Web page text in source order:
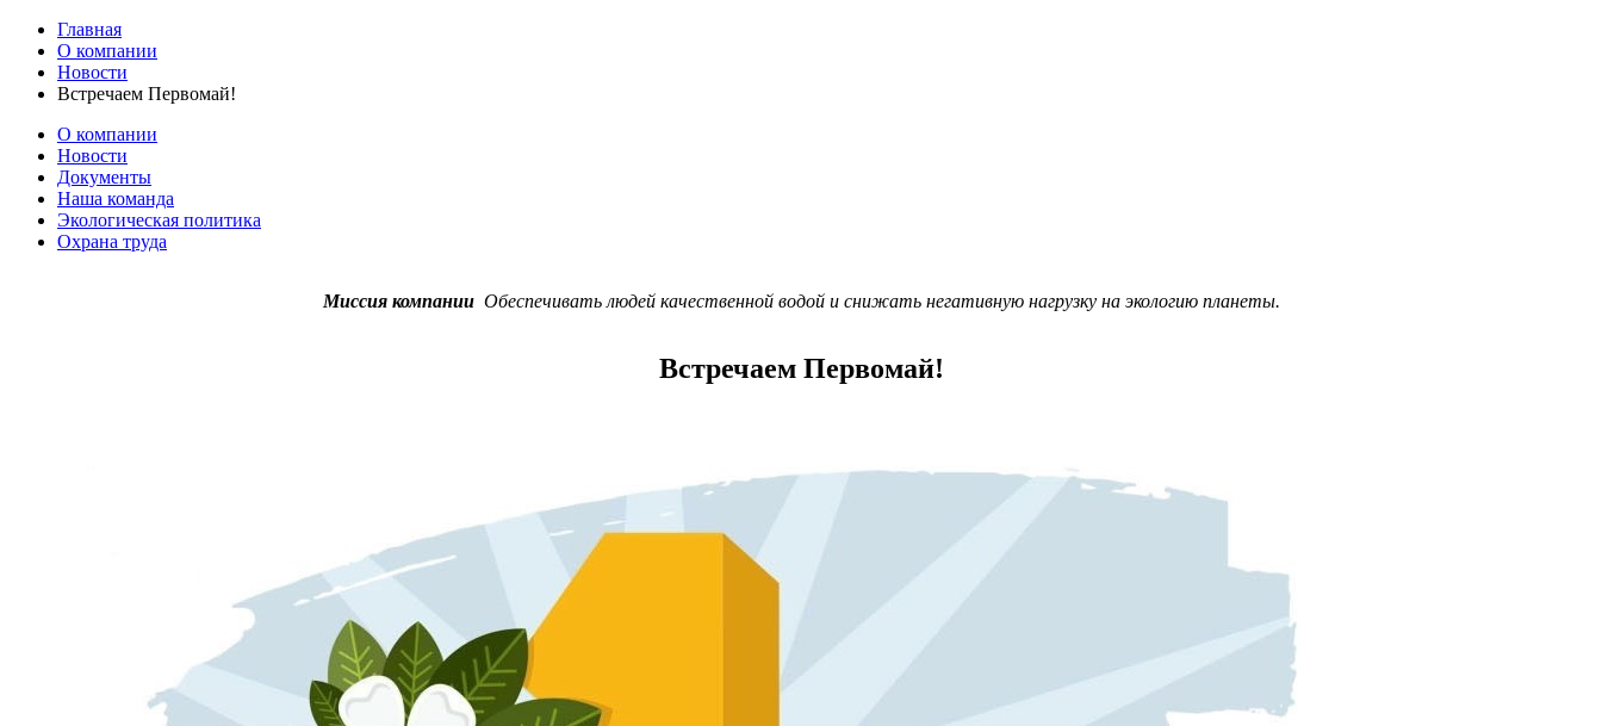
Главная
О компании
Новости
Встречаем Первомай!
О компании
Новости
Документы
Наша команда
Экологическая политика
Охрана труда
Миссия компании Обеспечивать людей качественной водой и снижать негативную нагрузку на экологию планеты.
Встречаем Первомай!